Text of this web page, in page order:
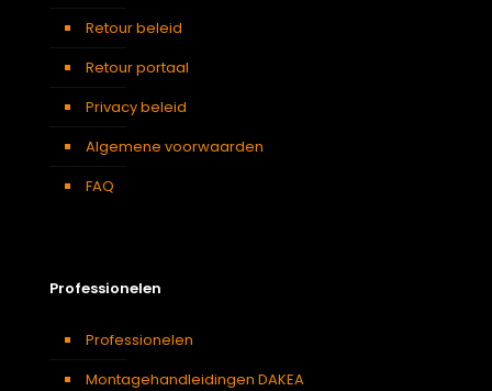
Retour beleid
Retour portaal
Privacy beleid
Algemene voorwaarden
FAQ
Professionelen
Professionelen
Montagehandleidingen DAKEA